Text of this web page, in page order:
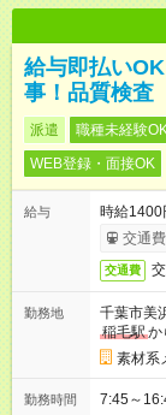
給与即払い
事！品質検査
派遣 職種未経験
WEB登録・面接OK
給与
時給1400
交通
交通費
勤務地
千葉市美
稲毛駅か
素材系
勤務時間